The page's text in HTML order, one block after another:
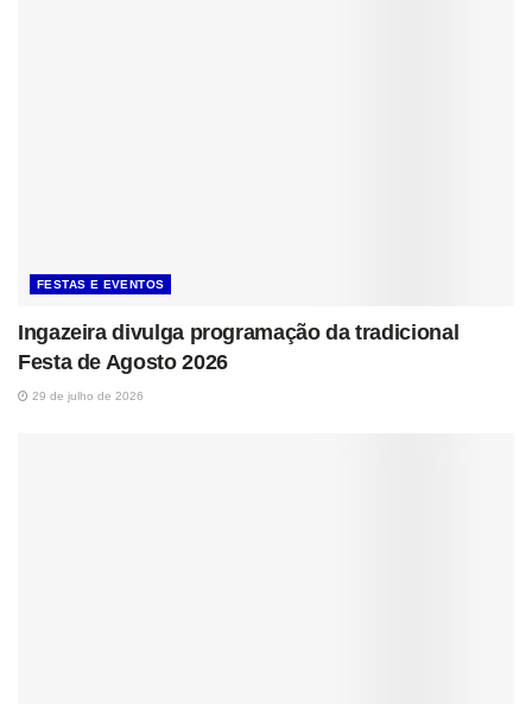
FESTAS E EVENTOS
Ingazeira divulga programação da tradicional
Festa de Agosto 2026
29 de julho de 2026